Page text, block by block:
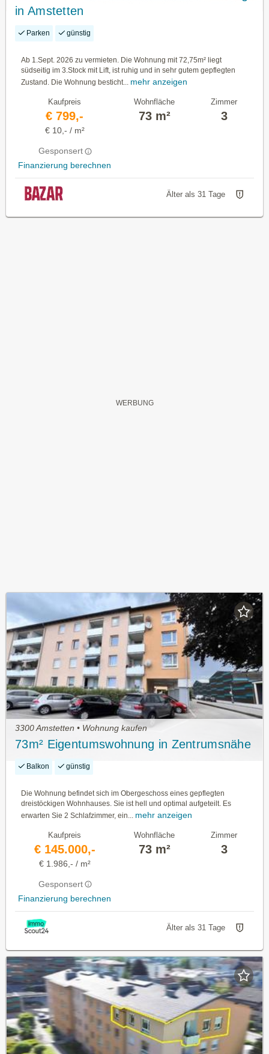
in Amstetten
Parken günstig
Ab 1.Sept. 2026 zu vermieten. Die Wohnung mit 72,75m² liegt
südseitig im 3.Stock mit Lift, ist ruhig und in sehr gutem gepflegten
Zustand. Die Wohnung besticht... mehr anzeigen
Kaufpreis
€ 799,-
€ 10,- / m²
Gesponsert
Finanzierung berechnen
Wohnfläche
73 m²
Zimmer
3
Älter als 31 Tage
3300 Amstetten • Wohnung kaufen
73m² Eigentumswohnung in Zentrumsnähe
Balkon günstig
Die Wohnung befindet sich im Obergeschoss eines gepflegten
dreistöckigen Wohnhauses. Sie ist hell und optimal aufgeteilt. Es
erwarten Sie 2 Schlafzimmer, ein... mehr anzeigen
Kaufpreis
€ 145.000,-
€ 1.986,- / m²
Gesponsert
Finanzierung berechnen
Wohnfläche
73 m²
Zimmer
3
Älter als 31 Tage